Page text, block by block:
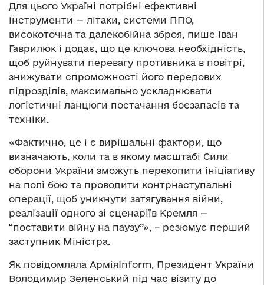
Для цього Україні потрібні ефективні
інструменти — літаки, системи ППО,
високоточна та далекобійна зброя, пише Іван
Гаврилюк і додає, що це ключова необхідність,
щоб руйнувати перевагу противника в повітрі,
знижувати спроможності його передових
підрозділів, максимально ускладнювати
логістичні ланцюги постачання боєзапасів та
техніки.
«Фактично, це і є вирішальні фактори, що
визначають, коли та в якому масштабі Сили
оборони України зможуть перехопити ініціативу
на полі бою та проводити контрнаступальні
операції, щоб уникнути затягування війни,
реалізації одного зі сценаріїв Кремля —
“поставити війну на паузу”», – резюмує перший
заступник Міністра.
Як повідомляла АрміяInform, Президент України
Володимир Зеленський під час візиту до